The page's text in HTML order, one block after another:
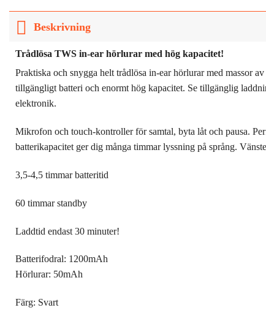
Beskrivning
Trådlösa TWS in-ear hörlurar med hög kapacitet!
Praktiska och snygga helt trådlösa in-ear hörlurar med massor
tillgängligt batteri och enormt hög kapacitet. Se tillgänglig
elektronik.
Mikrofon och touch-kontroller för samtal, byta låt och pausa.
batterikapacitet ger dig många timmar lyssning på språng.
3,5-4,5 timmar batteritid
60 timmar standby
Laddtid endast 30 minuter!
Batterifodral: 1200mAh
Hörlurar: 50mAh
Färg: Svart